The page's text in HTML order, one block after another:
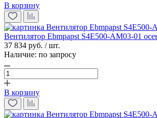
В корзину
Вентилятор Ebmpapst S4E500-AM03-01
37 834 руб. / шт.
Наличие: по запросу
В корзину